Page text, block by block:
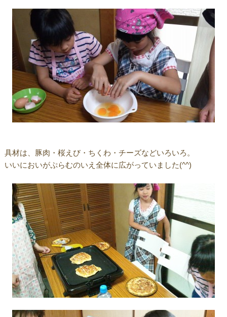
具材は、豚肉・桜えび・ちくわ・チーズなどいろいろ。
いいにおいがぷらむのいえ全体に広がっていました(^^)